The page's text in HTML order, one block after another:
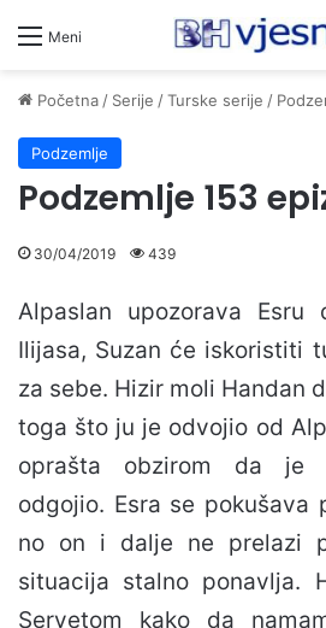
Meni
Početna/ Serije /Turske serije /
Podzemlje
Podzemlje 153
30/04/2019 439
Alpaslan upozorava Esru
Ilijasa, Suzan će iskoristiti
za sebe. Hizir moli Handan
toga što ju je odvojio od
oprašta obzirom da je
odgojio. Esra se pokušava
no on i dalje ne prelazi
situacija stalno ponavlja.
Servetom kako da